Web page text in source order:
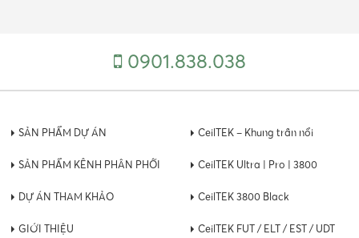
0901.838.038
SẢN PHẨM DỰ ÁN
SẢN PHẨM KÊNH PHÂN PHỐI
DỰ ÁN THAM KHẢO
GIỚI THIỆU
CeilTEK – Khung trần nổi
CeilTEK Ultra | Pro | 3800
CeilTEK 3800 Black
CeilTEK FUT / ELT / EST / UDT